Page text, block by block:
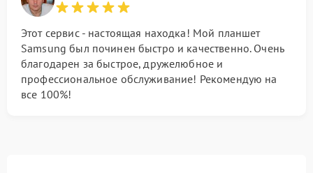
Этот сервис - настоящая находка! Мой планшет
Samsung был починен быстро и качественно. Очень
благодарен за быстрое, дружелюбное и
профессиональное обслуживание! Рекомендую на
все 100%!